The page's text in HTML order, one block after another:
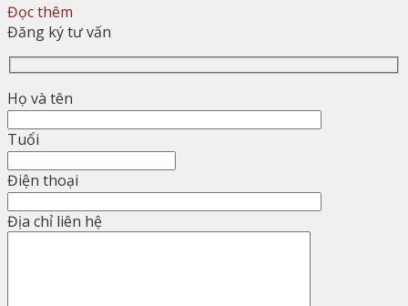
Đọc thêm
Đăng ký tư vấn
Họ và tên
Tuổi
Điện thoại
Địa chỉ liên hệ